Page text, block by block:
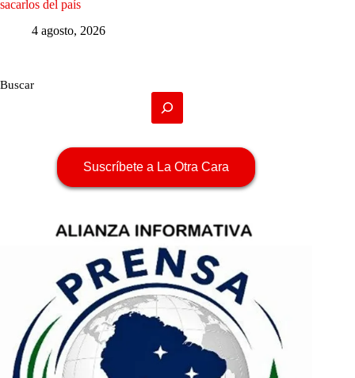
sacarlos del país
4 agosto, 2026
Buscar
Suscríbete a La Otra Cara